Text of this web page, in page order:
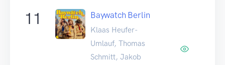
11 Baywatch Berlin
Klaas Heufer-
Umlauf, Thomas
Schmitt, Jakob